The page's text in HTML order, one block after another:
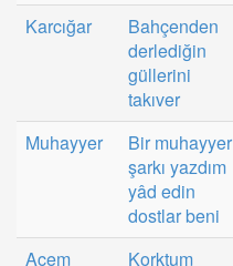
Karcığar
Bahçenden
derlediğin
güllerini
takıver
Muhayyer
Bir muhayyer
şarkı yazdım
yâd edin
dostlar beni
Acem Korktum